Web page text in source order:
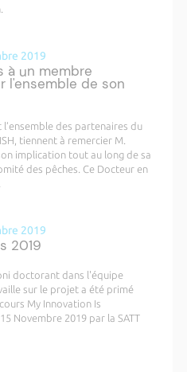
2019
à un membre
l'ensemble de son
l’ensemble des partenaires du
tiennent à remercier M.
implication tout au long de sa
des pêches. Ce Docteur en
2019
2019
doctorant dans l'équipe
sur le projet a été primé
My Innovation Is
Novembre 2019 par la SATT